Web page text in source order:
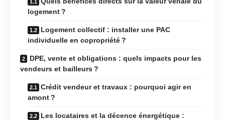
logement ?
Logement collectif : installer une PAC
individuelle en copropriété ?
DPE, vente et obligations : quels impacts pour les
vendeurs et bailleurs ?
Crédit vendeur et travaux : pourquoi agir en
amont ?
Les locataires et la décence énergétique :